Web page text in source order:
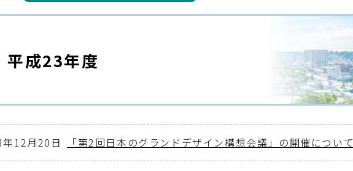
平成23年度
12月20日 「第2回日本のグランドデザイン構想会議」の開催について